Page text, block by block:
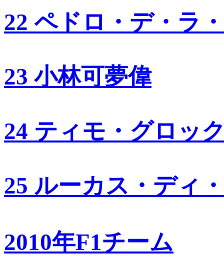
22 ペドロ・デ・ラ
23 小林可夢偉
24 ティモ・グロッ
25 ルーカス・ディ
2010年F1チーム